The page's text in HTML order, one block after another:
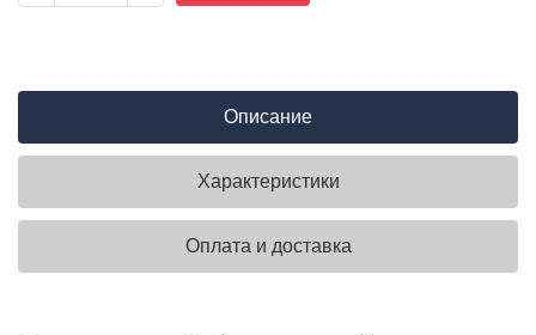
Описание
Характеристики
Оплата и доставка